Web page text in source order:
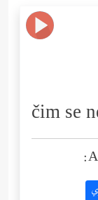
čim se